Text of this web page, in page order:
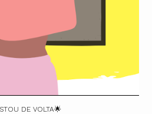
DE VOLTA🌟